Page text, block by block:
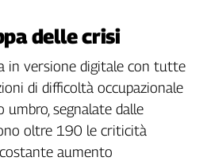
delle crisi
in versione digitale con tutte
di difficoltà occupazionale
segnalate dalle
oltre 190 le criticità
aumento